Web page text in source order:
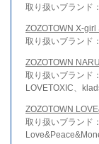
取り扱いブランド
ZOZOTOWN X-girl
取り扱いブランド
ZOZOTOWN
取り扱いブランド
LOVETOXIC、
ZOZOTOWN
取り扱いブランド